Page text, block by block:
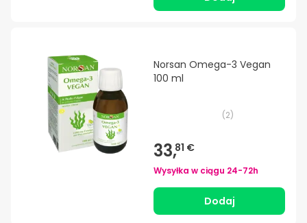
Norsan Omega-3 Vegan
100 ml
(2)
33,81 €
Wysyłka w ciągu 24-72h
Dodaj